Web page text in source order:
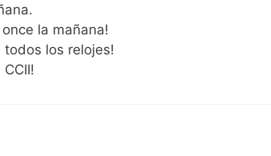
la mañana!
todos los relojes!